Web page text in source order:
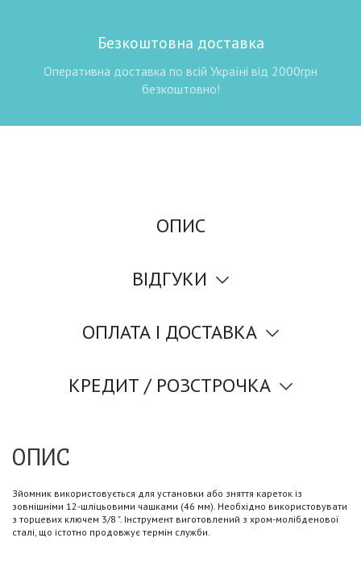
Безкоштовна доставка
Оперативна доставка по всій Україні від 2000грн
безкоштовно!
ОПИС
ВІДГУКИ
ОПЛАТА І ДОСТАВКА
КРЕДИТ / РОЗСТРОЧКА
ОПИС
Зйомник використовується для установки або зняття кареток із
зовнішніми 12-шліцьовими чашками (46 мм). Необхідно використовувати
з торцевих ключем 3/8 ". Інструмент виготовлений з хром-молібденової
сталі, що істотно продовжує термін служби.